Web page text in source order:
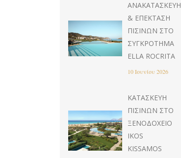
ΑΝΑΚΑΤΑΣΚΕΥΉ
& EΠΈΚΤΑΣΗ
ΠΙΣΊΝΩΝ ΣΤΟ
ΣΥΓΚΡΌΤΗΜΑ
ELLA ROCRITA
10 Ιουνίου 2026
ΚΑΤΑΣΚΕΥΉ
ΠΙΣΊΝΩΝ ΣΤΟ
ΞΕΝΟΔΟΧΕΊΟ
IKOS
KISSAMOS